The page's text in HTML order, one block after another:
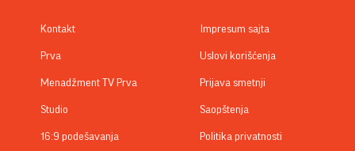
Kontakt
Prva
Menadžment TV Prva
Studio
16:9 podešavanja
Impresum sajta
Uslovi korišćenja
Prijava smetnji
Saopštenja
Politika privatnosti